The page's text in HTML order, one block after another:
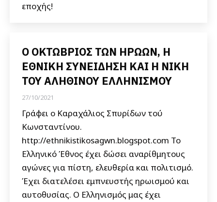
εποχής!
Ο ΟΚΤΩΒΡΙΟΣ ΤΩΝ ΗΡΩΩΝ, Η
ΕΘΝΙΚΗ ΣΥΝΕΙΔΗΣΗ ΚΑΙ Η ΝΙΚΗ
ΤΟΥ ΑΛΗΘΙΝΟΥ ΕΛΛΗΝΙΣΜΟΥ
27/10/2021
Γράφει ο Καραχάλιος Σπυρίδων τού
Κωνσταντίνου.
http://ethnikistikosagwn.blogspot.com Το
Ελληνικό Έθνος έχει δώσει αναρίθμητους
αγώνες για πίστη, ελευθερία και πολιτισμό.
Έχει διατελέσει εμπνευστής ηρωισμού και
αυτοθυσίας. Ο Ελληνισμός μας έχει